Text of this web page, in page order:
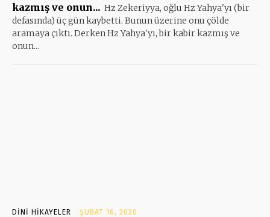
kazmış ve onun... Hz Zekeriyya, oğlu Hz Yahya'yı (bir
defasında) üç gün kaybetti. Bunun üzerine onu çölde
aramaya çıktı. Derken Hz Yahya'yı, bir kabir kazmış ve
onun...
DINI HIKAYELER ŞUBAT 16, 2020